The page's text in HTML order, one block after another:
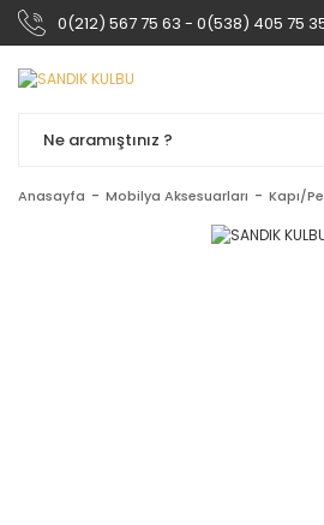
0(212) 567 75 63 - 0(538) 405 75
Anasayfa Mobilya Aksesuarları Kapı/